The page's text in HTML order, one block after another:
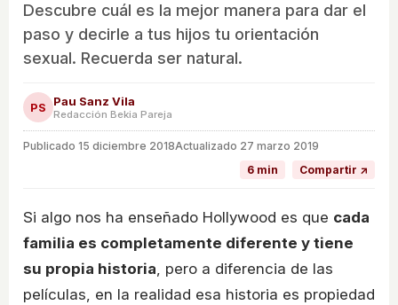
Descubre cuál es la mejor manera para dar el
paso y decirle a tus hijos tu orientación
sexual. Recuerda ser natural.
PS Pau Sanz Vila
Redacción Bekia Pareja
Publicado 15 diciembre 2018Actualizado 27 marzo 2019
6 min
Compartir ↗
Si algo nos ha enseñado Hollywood es que cada
familia es completamente diferente y tiene
su propia historia, pero a diferencia de las
películas, en la realidad esa historia es propiedad